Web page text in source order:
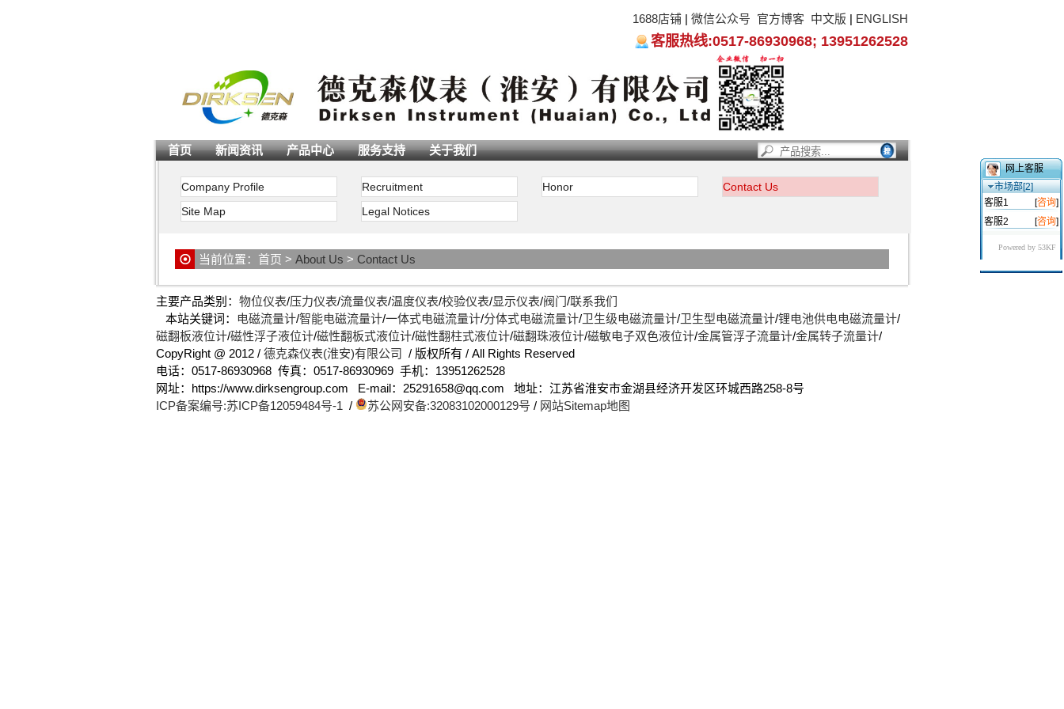
1688店铺 | 微信公众号 官方博客 中文版 | ENGLISH
客服热线:0517-86930968; 13951262528
首页 新闻资讯 产品中心 服务支持 关于我们
Company Profile Recruitment Honor
Contact Us
Site Map
Legal Notices
当前位置： 首页 > About Us > Contact Us
主要产品类别： 物位仪表/压力仪表/流量仪表/温度仪表/校验仪表/显示仪表/阀门/联系我们
本站关键词： 电磁流量计/智能电磁流量计/一体式电磁流量计/分体式电磁流量计/卫生级电磁流量计/卫生型电磁流量计/锂电池供电电磁流量计/
磁翻板液位计/磁性浮子液位计/磁性翻板式液位计/磁性翻柱式液位计/磁翻珠液位计/磁敏电子双色液位计/金属管浮子流量计/金属转子流量计/
CopyRight @ 2012 / 德克森仪表(淮安)有限公司 / 版权所有 / All Rights Reserved
电话：0517-86930968 传真：0517-86930969 手机：13951262528
网址：https://www.dirksengroup.com E-mail：25291658@qq.com 地址：江苏省淮安市金湖县经济开发区环城西路258-8号
ICP备案编号:苏ICP备12059484号-1 / 苏公网安备:32083102000129号 / 网站Sitemap地图
网上客服
市场部[2]
客服1
[咨询]
客服2
[咨询]
Powered by 53KF